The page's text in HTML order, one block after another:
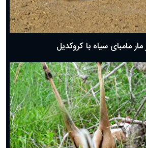
مار مامبای سیاه با کروکدیل